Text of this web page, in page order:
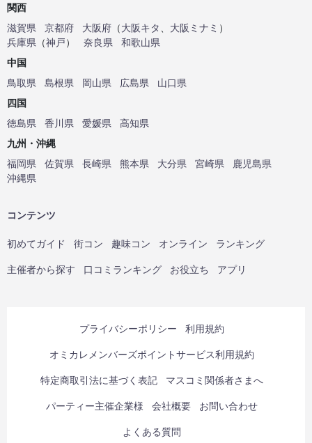
関西
滋賀県
京都府 大阪府 （大阪キタ 大阪ミナミ ）
兵庫県 （神戸） 奈良県
和歌山県
中国
鳥取県
島根県 岡山県 広島県
山口県
四国
徳島県
香川県 愛媛県
高知県
九州・沖縄
福岡県
佐賀県 長崎県 熊本県 大分県 宮崎県
鹿児島県
沖縄県
コンテンツ
初めてガイド 街コン 趣味コン オンライン ランキング
主催者から探す 口コミランキング お役立ち アプリ
プライバシーポリシー 利用規約
オミカレメンバーズポイントサービス利用規約
特定商取引法に基づく表記 マスコミ関係者さまへ
パーティー主催企業様 会社概要 お問い合わせ
よくある質問